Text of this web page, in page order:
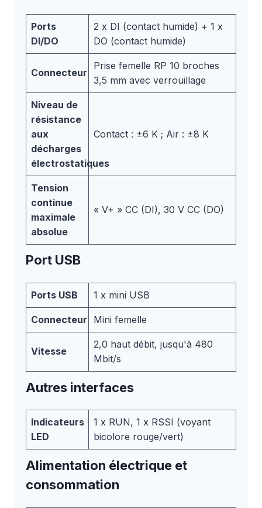
Ports
DI/DO
2 x DI (contact humide) + 1 x
DO (contact humide)
Connecteur
Prise femelle RP 10 broches
3,5 mm avec verrouillage
Niveau de
résistance
aux
décharges
électrostatiques
Contact : ±6 K ; Air : ±8 K
Tension
continue
maximale
absolue
« V+ » CC (DI), 30 V CC (DO)
Port USB
Ports USB 1 x mini USB
Connecteur Mini femelle
Vitesse
2,0 haut débit, jusqu'à 480
Mbit/s
Autres interfaces
Indicateurs
LED
1 x RUN, 1 x RSSI (voyant
bicolore rouge/vert)
Alimentation électrique et
consommation